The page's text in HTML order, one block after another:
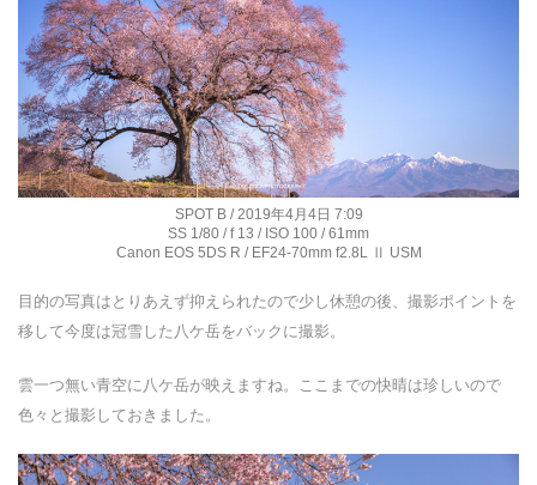
SPOT B / 2019年4月4日 7:09
SS 1/80 / f 13 / ISO 100 / 61mm
Canon EOS 5DS R / EF24-70mm f2.8L Ⅱ USM
目的の写真はとりあえず抑えられたので少し休憩の後、撮影ポイントを
移して今度は冠雪した八ケ岳をバックに撮影。
雲一つ無い青空に八ケ岳が映えますね。ここまでの快晴は珍しいので
色々と撮影しておきました。